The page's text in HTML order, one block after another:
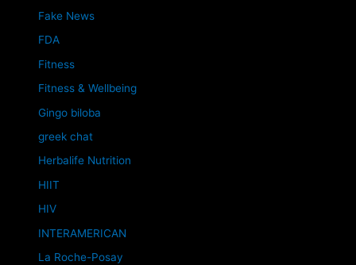
Fake News
FDA
Fitness
Fitness & Wellbeing
Gingo biloba
greek chat
Herbalife Nutrition
HIIT
HIV
INTERAMERICAN
La Roche-Posay